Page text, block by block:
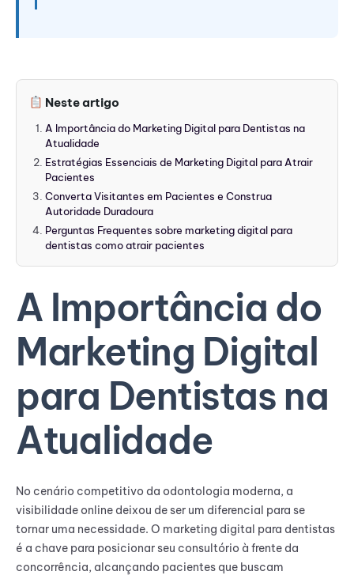
Neste artigo
A Importância do Marketing Digital para Dentistas na
Atualidade
Estratégias Essenciais de Marketing Digital para Atrair
Pacientes
Converta Visitantes em Pacientes e Construa
Autoridade Duradoura
Perguntas Frequentes sobre marketing digital para
dentistas como atrair pacientes
A Importância do
Marketing Digital
para Dentistas na
Atualidade
No cenário competitivo da odontologia moderna, a
visibilidade online deixou de ser um diferencial para se
tornar uma necessidade. O marketing digital para dentistas
é a chave para posicionar seu consultório à frente da
concorrência, alcançando pacientes que buscam